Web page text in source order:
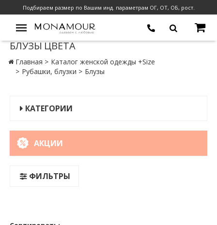
Подбираем размер по Вашим инд. параметрам ОГ, ОТ, ОБ, рост.
БЛУЗЫ ЦВЕТА
Главная
Каталог женской одежды +Size
Рубашки, блузки
Блузы
КАТЕГОРИИ
АКЦИИ
ФИЛЬТРЫ